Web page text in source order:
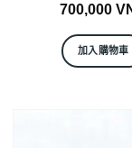
700,000
加入購物車